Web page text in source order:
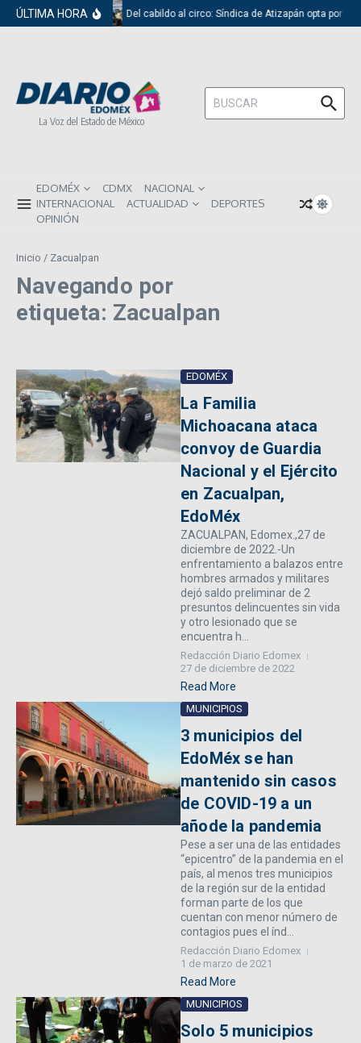
Saltar al contenido
ÚLTIMA HORA Del cabildo al circo: Síndica de Atizapán opta por el
La Voz del Estado de México
Buscar:
EDOMÉX CDMX
NACIONAL
INTERNACIONAL
ACTUALIDAD
DEPORTES
OPINIÓN
Inicio / Zacualpan
Navegando por
etiqueta: Zacualpan
EDOMÉX
La Familia
Michoacana ataca
convoy de Guardia
Nacional y el Ejército
en Zacualpan,
EdoMéx
ZACUALPAN, Edomex.,27 de
diciembre de 2022.-Un
enfrentamiento a balazos entre
hombres armados y militares
dejó saldo preliminar de 2
presuntos delincuentes sin vida
y otro lesionado que se
encuentra h...
Redacción Diario Edomex
27 de diciembre de 2022
Read More
MUNICIPIOS
3 municipios del
EdoMéx se han
mantenido sin casos
de COVID-19 a un
añode la pandemia
Pese a ser una de las entidades
“epicentro” de la pandemia en el
país, al menos tres municipios
de la región sur de la entidad
forman parte de los que
cuentan con menor número de
contagios pues el índ...
Redacción Diario Edomex
1 de marzo de 2021
Read More
MUNICIPIOS
Solo 5 municipios